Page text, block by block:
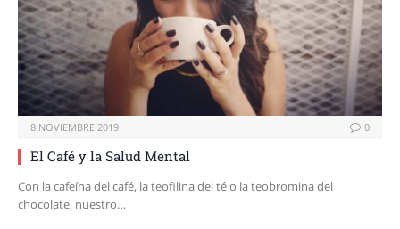
8 NOVIEMBRE 2019 0
El Café y la Salud Mental
Con la cafeína del café, la teofilina del té o la teobromina del
chocolate, nuestro…